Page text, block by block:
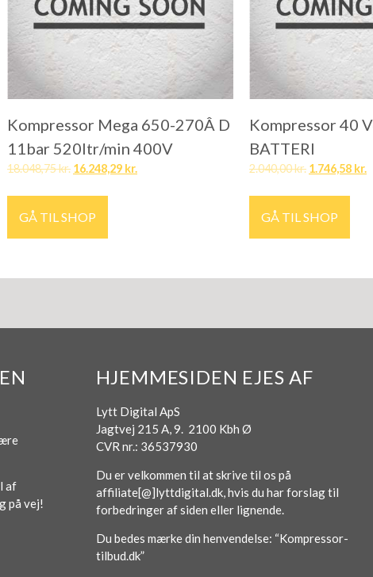
Kompressor Mega 650-270Â D
11bar 520ltr/min 400V
18.048,75kr. 16.248,29 kr.
GÅ TIL SHOP
Kompressor 40
BATTERI
2.040,00kr. 1.746,58 kr.
GÅ TIL SHOP
af
på vej!
HJEMMESIDEN EJES AF
Lytt Digital ApS
Jagtvej 215 A, 9. 2100 Kbh Ø
CVR nr.: 36537930
Du er velkommen til at skrive til os på
affiliate[@]lyttdigital.dk, hvis du har forslag til
forbedringer af siden eller lignende.
Du bedes mærke din henvendelse: “Kompressor-
tilbud.dk”